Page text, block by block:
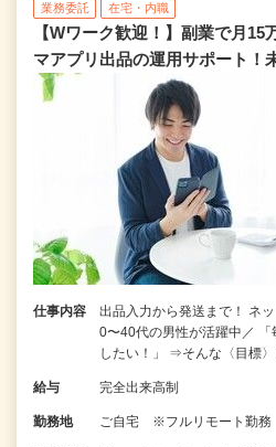
業務委託 在宅・内職
【Wワーク歓迎！】副業で月15
マアプリ出品の運用サポート！
仕事内容
出品入力から発送まで！ ネ
0〜40代の男性が活躍中／ 「
したい！」 ⇒そんな〈目標
給与 完全出来高制
勤務地 ご自宅 ※フルリモート勤務